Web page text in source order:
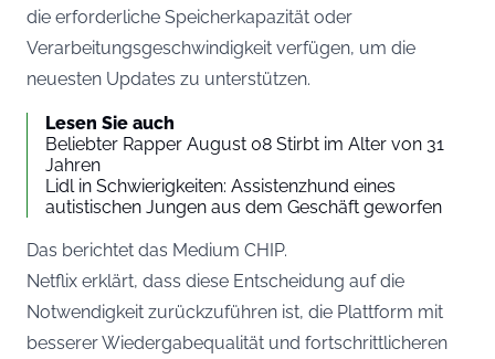
die erforderliche Speicherkapazität oder
Verarbeitungsgeschwindigkeit verfügen, um die
neuesten Updates zu unterstützen.
Lesen Sie auch
Beliebter Rapper August 08 Stirbt im Alter von 31
Jahren
Lidl in Schwierigkeiten: Assistenzhund eines
autistischen Jungen aus dem Geschäft geworfen
Das berichtet das Medium CHIP.
Netflix erklärt, dass diese Entscheidung auf die
Notwendigkeit zurückzuführen ist, die Plattform mit
besserer Wiedergabequalität und fortschrittlicheren